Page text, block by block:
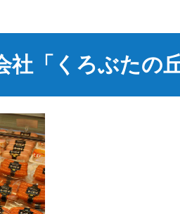
社「くろぶたの丘